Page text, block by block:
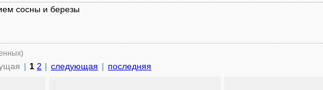
сосны и березы
| 1 2 | следующая | последняя